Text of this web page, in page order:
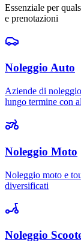
Essenziale per
e prenotazioni
Noleggio Auto
Aziende di
lungo termine con
Noleggio Moto
Noleggio moto e
diversificati
Noleggio